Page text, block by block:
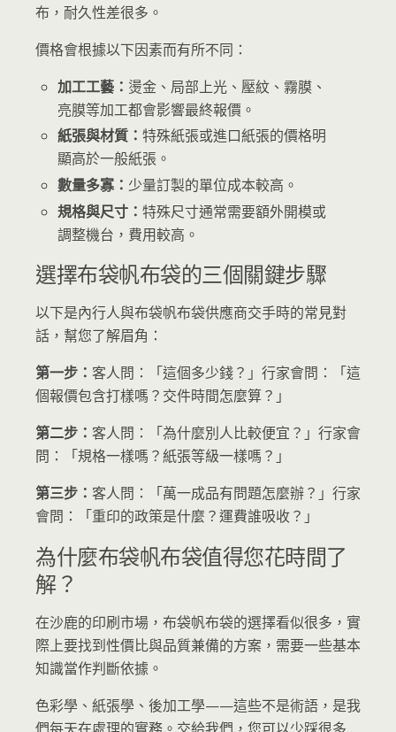
布，耐久性差很多。
價格會根據以下因素而有所不同：
加工工藝： 燙金、局部上光、壓紋、霧膜、
亮膜等加工都會影響最終報價。
紙張與材質：特殊紙張或進口紙張的價格明
顯高於一般紙張。
數量多寡： 少量訂製的單位成本較高。
規格與尺寸：特殊尺寸通常需要額外開模或
調整機台，費用較高。
選擇布袋帆布袋的三個關鍵步驟
以下是內行人與布袋帆布袋供應商交手時的常見對
話，幫您了解眉角：
第一步： 客人問：「這個多少錢？」行家會問：「這
個報價包含打樣嗎？交件時間怎麼算？」
第二步： 客人問：「為什麼別人比較便宜？」行家會
問：「規格一樣嗎？紙張等級一樣嗎？」
第三步： 客人問：「萬一成品有問題怎麼辦？」行家
會問：「重印的政策是什麼？運費誰吸收？」
為什麼布袋帆布袋值得您花時間了
解？
在沙鹿的印刷市場，布袋帆布袋的選擇看似很多，實
際上要找到性價比與品質兼備的方案，需要一些基本
知識當作判斷依據。
色彩學、紙張學、後加工學——這些不是術語，是我